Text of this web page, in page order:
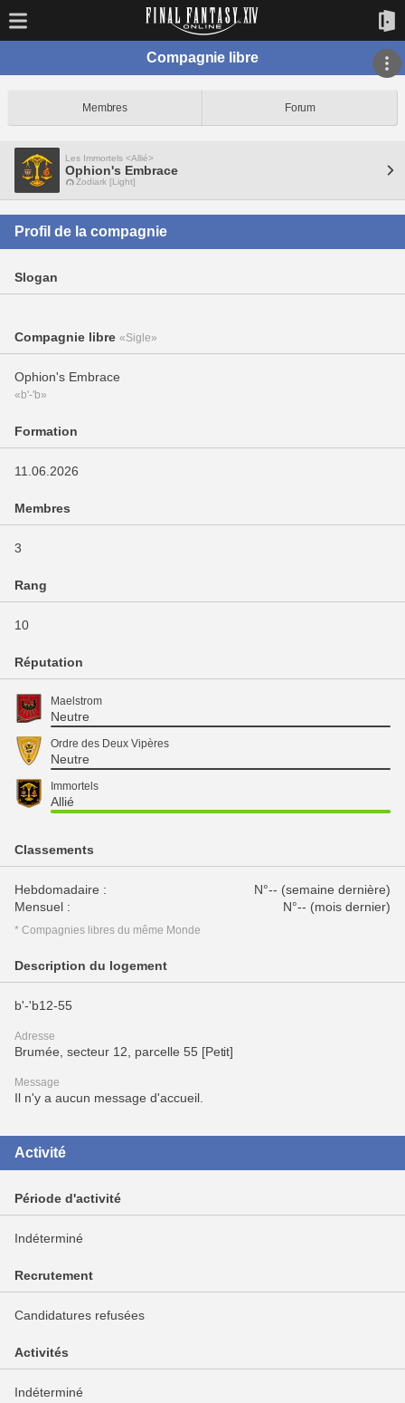
Compagnie libre
Membres Forum
Les Immortels <Allié>
Ophion's Embrace
Zodiark [Light]
Profil de la compagnie
Slogan
Compagnie libre «Sigle»
Ophion's Embrace
«b'-'b»
Formation
11.06.2026
Membres
3
Rang
10
Réputation
Maelstrom
Neutre
Ordre des Deux Vipères
Neutre
Immortels
Allié
Classements
Hebdomadaire :
N°-- (semaine dernière)
Mensuel :
N°-- (mois dernier)
* Compagnies libres du même Monde
Description du logement
b'-'b12-55
Adresse
Brumée, secteur 12, parcelle 55 [Petit]
Message
Il n'y a aucun message d'accueil.
Activité
Période d'activité
Indéterminé
Recrutement
Candidatures refusées
Activités
Indéterminé